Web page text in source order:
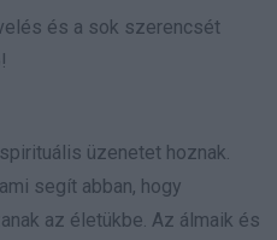
és a sok szerencsét
üzenetet hoznak.
segít abban, hogy
az életükbe. Az álmaik és